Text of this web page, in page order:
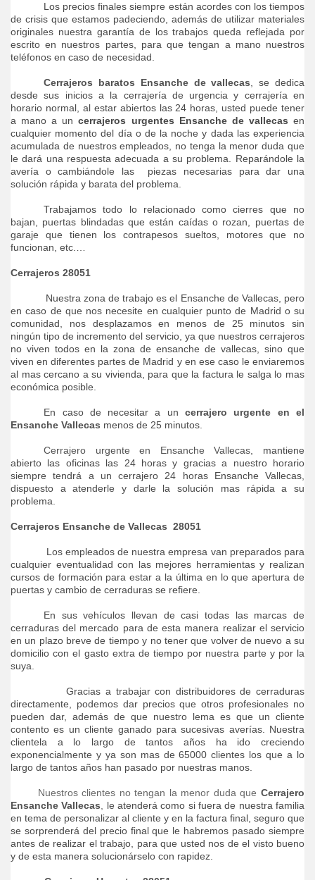
Los precios finales siempre están acordes con los tiempos
de crisis que estamos padeciendo, además de utilizar materiales
originales nuestra garantía de los trabajos queda reflejada por
escrito en nuestros partes, para que tengan a mano nuestros
teléfonos en caso de necesidad.
Cerrajeros baratos Ensanche de vallecas, se dedica
desde sus inicios a la cerrajería de urgencia y cerrajería en
horario normal, al estar abiertos las 24 horas, usted puede tener
a mano a uncerrajeros urgentes Ensanche de vallecas en
cualquier momento del día o de la noche y dada las experiencia
acumulada de nuestros empleados, no tenga la menor duda que
le dará una respuesta adecuada a su problema. Reparándole la
avería o cambiándole las piezas necesarias para dar una
solución rápida y barata del problema.
Trabajamos todo lo relacionado como cierres que no
bajan, puertas blindadas que están caídas o rozan, puertas de
garaje que tienen los contrapesos sueltos, motores que no
funcionan, etc.…
Cerrajeros 28051
Nuestra zona de trabajo es el Ensanche de Vallecas, pero
en caso de que nos necesite en cualquier punto de Madrid o su
comunidad, nos desplazamos en menos de 25 minutos sin
ningún tipo de incremento del servicio, ya que nuestros cerrajeros
no viven todos en la zona de ensanche de vallecas, sino que
viven en diferentes partes de Madrid y en ese caso le enviaremos
al mas cercano a su vivienda, para que la factura le salga lo mas
económica posible.
En caso de necesitar a un
cerrajero urgente en el
Ensanche Vallecas menos de 25 minutos.
Cerrajero urgente en Ensanche Vallecas, mantiene
abierto las oficinas las 24 horas y gracias a nuestro horario
siempre tendrá a un cerrajero 24 horas Ensanche Vallecas,
dispuesto a atenderle y darle la solución mas rápida a su
problema.
Cerrajeros Ensanche de Vallecas 28051
Los empleados de nuestra empresa van preparados para
cualquier eventualidad con las mejores herramientas y realizan
cursos de formación para estar a la última en lo que apertura de
puertas y cambio de cerraduras se refiere.
En sus vehículos llevan de casi todas las marcas de
cerraduras del mercado para de esta manera realizar el servicio
en un plazo breve de tiempo y no tener que volver de nuevo a su
domicilio con el gasto extra de tiempo por nuestra parte y por la
suya.
Gracias a trabajar con distribuidores de cerraduras
directamente, podemos dar precios que otros profesionales no
pueden dar, además de que nuestro lema es que un cliente
contento es un cliente ganado para sucesivas averías. Nuestra
clientela a lo largo de tantos años ha ido creciendo
exponencialmente y ya son mas de 65000 clientes los que a lo
largo de tantos años han pasado por nuestras manos.
Nuestros clientes no tengan la menor duda que Cerrajero
Ensanche Vallecas, le atenderá como si fuera de nuestra familia
en tema de personalizar al cliente y en la factura final, seguro que
se sorprenderá del precio final que le habremos pasado siempre
antes de realizar el trabajo, para que usted nos de el visto bueno
y de esta manera solucionárselo con rapidez.